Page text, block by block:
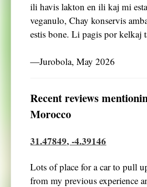
ili havis lakton en ili kaj mi
veganulo, Chay konservis
estis bone. Li pagis por kelkaj
―Jurobola, May 2026
Recent reviews
Morocco
31.47849, -4.39146
Lots of place for a car to pull
from my previous experience